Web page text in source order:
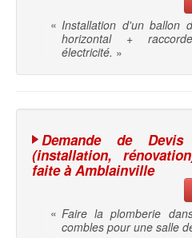
« Installation d'un ballon
horizontal +
électricité. »
Demande de
(installation,
faite à Amblainville
« Faire la plomberie
combles pour une salle